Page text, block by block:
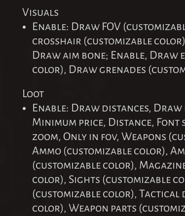
Visuals
Enable: Draw FOV
crosshair (customizable
Draw aim bone; Enable, Draw
color), Draw grenades
Loot
Enable: Draw distances,
Minimum price, Distance, Font
zoom, Only in fov, Weapons
Ammo (customizable color),
(customizable color),
color), Sights (customizable
(customizable color), Tactical
color), Weapon parts